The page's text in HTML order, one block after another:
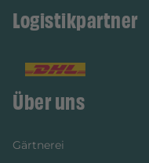
Logistikpartner
Über uns
Gärtnerei